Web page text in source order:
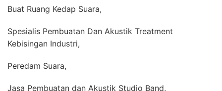
Buat Ruang Kedap Suara,
Spesialis Pembuatan Dan Akustik Treatment
Kebisingan Industri,
Peredam Suara,
Jasa Pembuatan dan Akustik Studio Band,